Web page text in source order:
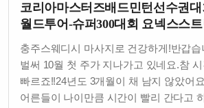
코리아마스터즈배드민턴선수권
월드투어-슈퍼300대회 요넥스스
충주스웨디시 마사지로 건강하게!​​반갑
벌써 10월 첫 주가 지나가고 있네요.참 시
빠르죠!!24년도 3개월이 채 남지 않았어
어른들이 나이만큼 시간이 빨리 간다고